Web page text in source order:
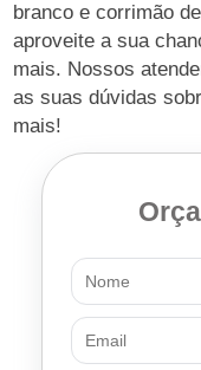
branco e corrimão
aproveite a sua
mais. Nossos
as suas dúvidas
mais!